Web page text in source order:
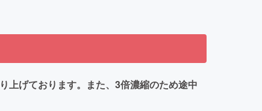
上げております。また、3倍濃縮のため途中